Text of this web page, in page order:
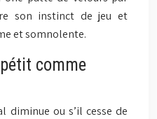
son instinct de jeu et
et somnolente.
comme
diminue ou s’il cesse de